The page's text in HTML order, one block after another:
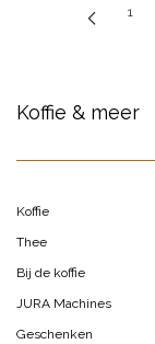
1
Koffie & meer
Koffie
Thee
Bij de koffie
JURA Machines
Geschenken